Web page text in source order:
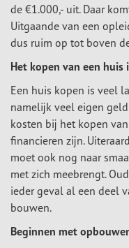
de €1.000,- uit. Daar
Uitgaande van een
dus ruim op tot boven
Het kopen van een
Een huis kopen is veel
namelijk veel eigen
kosten bij het kopen
financieren zijn.
moet ook nog naar
met zich meebrengt.
ieder geval al een deel
bouwen.
Beginnen met